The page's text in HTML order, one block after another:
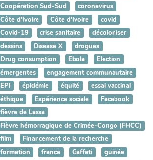
Coopération Sud-Sud
coronavirus
Côte d'Ivoire
Côte d’Ivoire
covid
Covid-19
crise sanitaire
décoloniser
dessins
Disease X
drogues
Drug consumption
Ebola
Election
émergentes
engagement communautaire
EPI
épidémie équité
essai vaccinal
éthique
Expérience sociale
Facebook
fièvre de Lassa
Fièvre hémorragique de Crimée-Congo (FHCC)
film
Financement de la recherche
formation
france Gaffati
guinée